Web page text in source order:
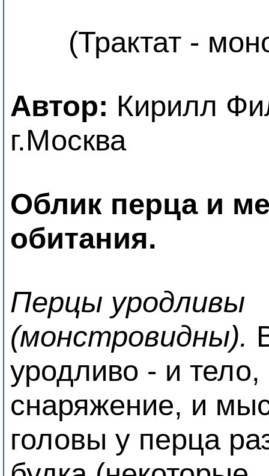
(Трактат -
Автор: Кирилл
г.Москва
Облик перца и
обитания.
Перцы уродливы
(монстровидны).
уродливо - и
снаряжение, и
головы у перца